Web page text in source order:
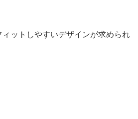
ットしやすいデザインが求められ